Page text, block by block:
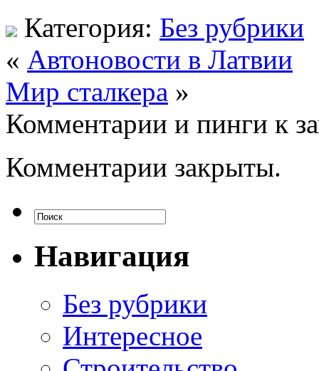
Категория: Без рубрики
« Автоновости в Латвии
Мир сталкера »
Комментарии и пинги к
Комментарии закрыты.
Навигация
Без рубрики
Интересное